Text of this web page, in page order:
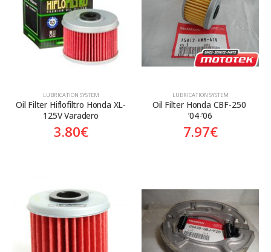
LUBRICATION SYSTEM
Oil Filter Hiflofiltro Honda XL-
125V Varadero
3.80€
LUBRICATION SYSTEM
Oil Filter Honda CBF-250
’04-’06
7.97€